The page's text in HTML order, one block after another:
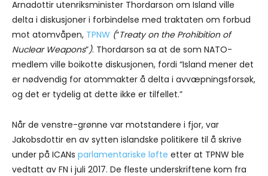
Arnadottir utenriksminister Thordarson om Island ville
delta i diskusjoner i forbindelse med traktaten om forbud
mot atomvåpen, TPNW (“Treaty on the Prohibition of
Nuclear Weapons”). Thordarson sa at de som NATO-
medlem ville boikotte diskusjonen, fordi “Island mener det
er nødvendig for atommakter å delta i avvæpningsforsøk,
og det er tydelig at dette ikke er tilfellet.”
Når de venstre-grønne var motstandere i fjor, var
Jakobsdottir en av sytten islandske politikere til å skrive
under på ICANs parlamentariske løfte etter at TPNW ble
vedtatt av FN i juli 2017. De fleste underskriftene kom fra